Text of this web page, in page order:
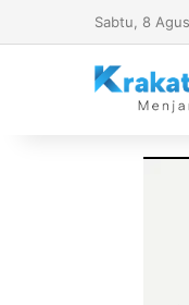
Sabtu, 8